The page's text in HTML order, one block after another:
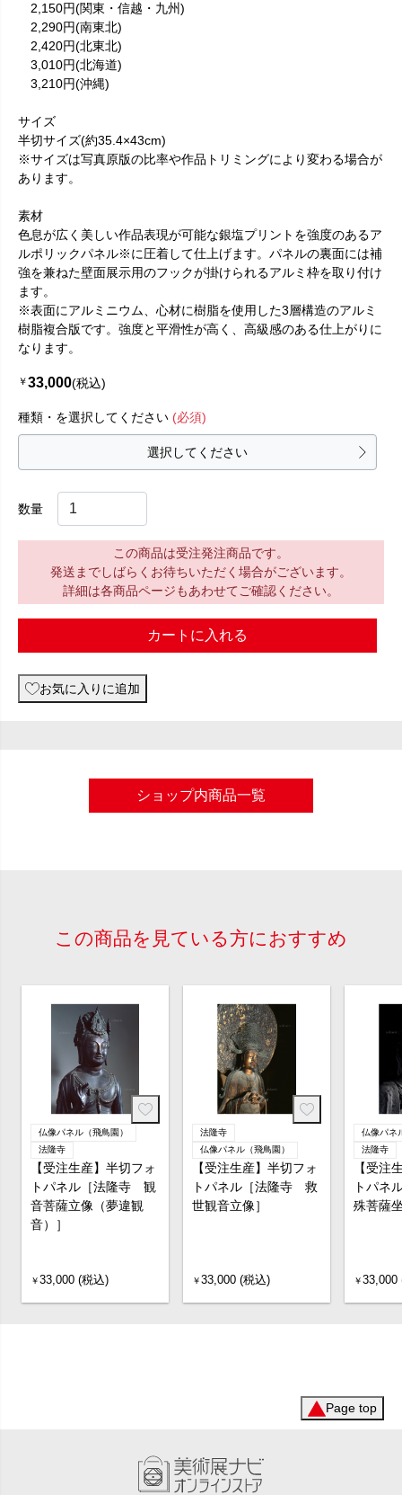
2,150円(関東・信越・九州)
2,290円(南東北)
2,420円(北東北)
3,010円(北海道)
3,210円(沖縄)
サイズ
半切サイズ(約35.4×43cm)
※サイズは写真原版の比率や作品トリミングにより変わる場合が
あります。
素材
色息が広く美しい作品表現が可能な銀塩プリントを強度のあるア
ルポリックパネル※に圧着して仕上げます。パネルの裏面には補
強を兼ねた壁面展示用のフックが掛けられるアルミ枠を取り付け
ます。
※表面にアルミニウム、心材に樹脂を使用した3層構造のアルミ
樹脂複合版です。強度と平滑性が高く、高級感のある仕上がりに
なります。
￥33,000(税込)
種類・を選択してください (必須)
選択してください
数量
この商品は受注発注商品です。
発送までしばらくお待ちいただく場合がございます。
詳細は各商品ページもあわせてご確認ください。
カートに入れる
お気に入りに追加
ショップ内商品一覧
この商品を見ている方におすすめ
仏像パネル（飛鳥園）
法隆寺
【受注生産】半切フォ
トパネル［法隆寺 観
音菩薩立像（夢違観
音）］
￥33,000 (税込)
法隆寺
仏像パネル（飛鳥園）
【受注生産】半切フォ
トパネル［法隆寺 救
世観音立像］
￥33,000 (税込)
仏像パネ
法隆寺
【受注
トパネ
殊菩薩
￥33,000
Page top